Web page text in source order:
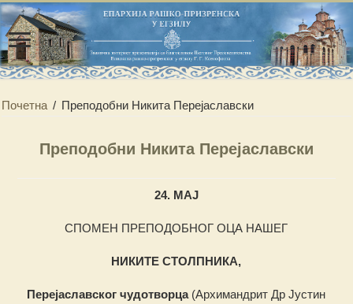
Почетна / Преподобни Никита Перејаславски
Преподобни Никита Перејаславски
24. МАЈ
СПОМЕН ПРЕПОДОБНОГ ОЦА НАШЕГ
НИКИТЕ СТОЛПНИКА,
Перејаславског чудотворца (Архимандрит Др Јустин